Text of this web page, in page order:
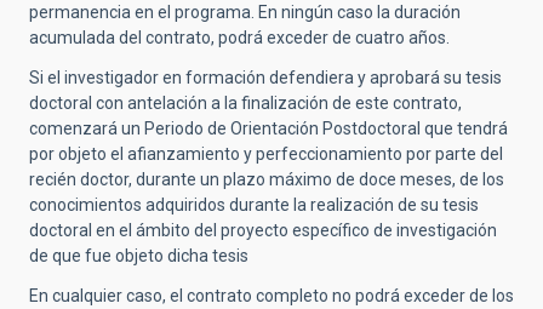
permanencia en el programa. En ningún caso la duración
acumulada del contrato, podrá exceder de cuatro años.
Si el investigador en formación defendiera y aprobará su tesis
doctoral con antelación a la finalización de este contrato,
comenzará un Periodo de Orientación Postdoctoral que tendrá
por objeto el afianzamiento y perfeccionamiento por parte del
recién doctor, durante un plazo máximo de doce meses, de los
conocimientos adquiridos durante la realización de su tesis
doctoral en el ámbito del proyecto específico de investigación
de que fue objeto dicha tesis
En cualquier caso, el contrato completo no podrá exceder de los